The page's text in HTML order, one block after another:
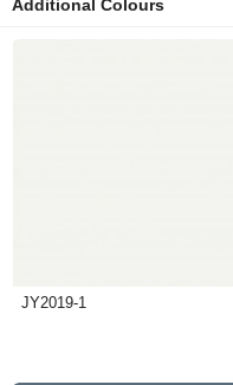
Additional Colours
JY2019-1